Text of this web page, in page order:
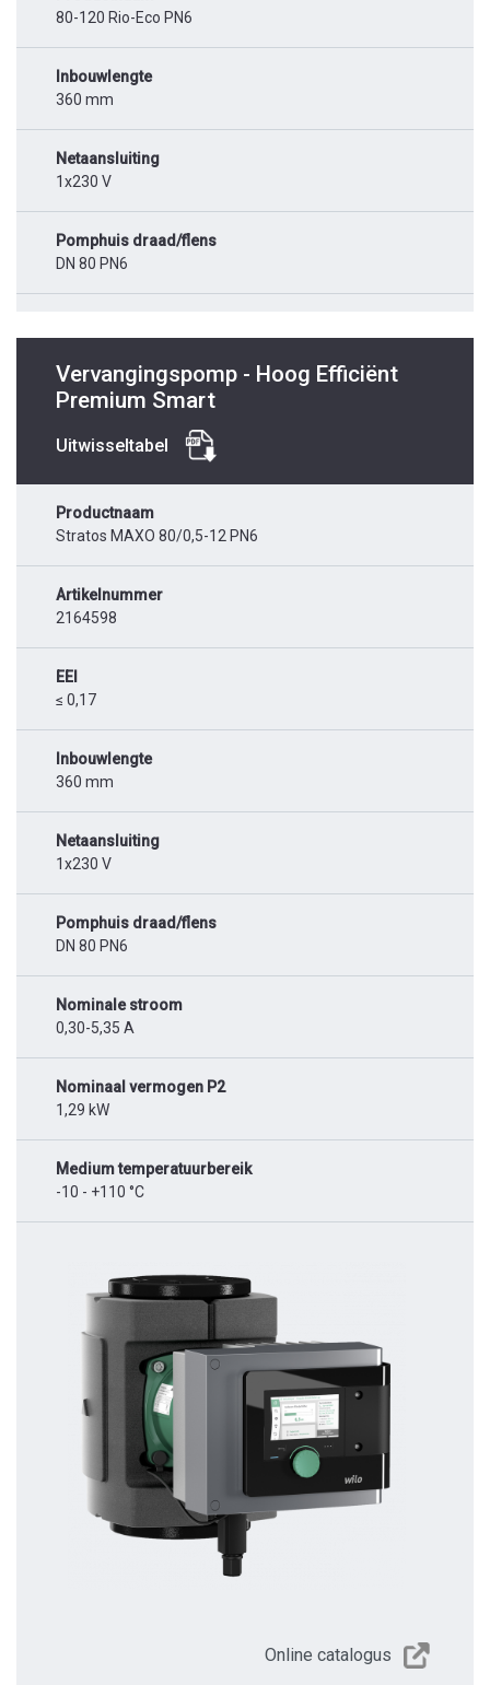
80-120 Rio-Eco PN6
Inbouwlengte
360 mm
Netaansluiting
1x230 V
Pomphuis draad/flens
DN 80 PN6
Vervangingspomp - Hoog Efficiënt
Premium Smart
Uitwisseltabel
Productnaam
Stratos MAXO 80/0,5-12 PN6
Artikelnummer
2164598
EEI
≤ 0,17
Inbouwlengte
360 mm
Netaansluiting
1x230 V
Pomphuis draad/flens
DN 80 PN6
Nominale stroom
0,30-5,35 A
Nominaal vermogen P2
1,29 kW
Medium temperatuurbereik
-10 - +110 °C
Online catalogus